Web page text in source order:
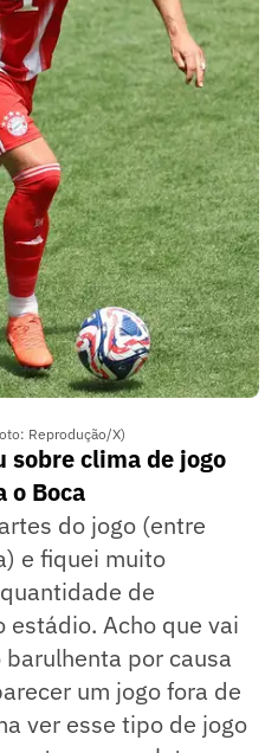
Reprodução/X)
sobre clima de jogo
o Boca
do jogo (entre
e fiquei muito
de
estádio. Acho que vai
por causa
um jogo fora de
ver esse tipo de jogo